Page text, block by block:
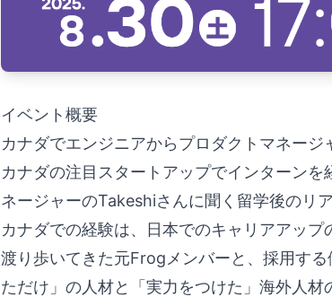
イベント概要
カナダでエンジニアからプロダクトマネー
カナダの注目スタートアップでインターン
ネージャーのTakeshiさんに聞く留学後のリア
カナダでの経験は、日本でのキャリアアッ
渡り歩いてきた元Frogメンバーと、採用す
ただけ」の人材と「実力をつけた」海外人